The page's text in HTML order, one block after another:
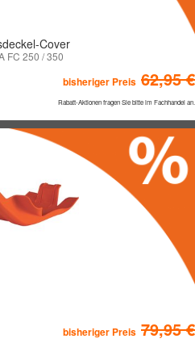
Cover
FC 250 / 350
bisheriger Preis 62,95 €
Rabatt-Aktionen fragen Sie bitte im Fachhandel an.
bisheriger Preis 79,95 €